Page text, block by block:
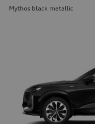
Mythos black metallic